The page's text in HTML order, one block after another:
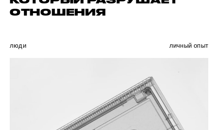
ОТНОШЕНИЯ
люди личный опыт